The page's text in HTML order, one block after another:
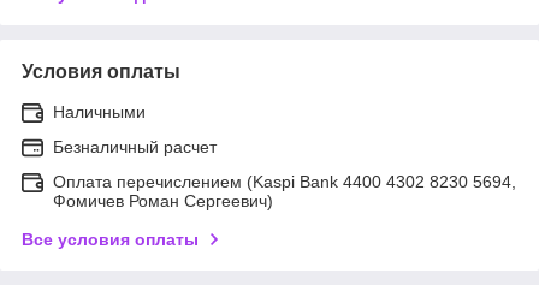
Условия оплаты
Наличными
Безналичный расчет
Оплата перечислением (Kaspi Bank 4400 4302 8230 5694,
Фомичев Роман Сергеевич)
Все условия оплаты